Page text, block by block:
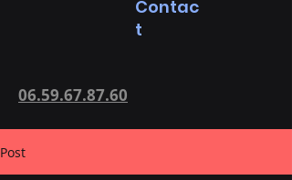
Contac
t
06.59.67.87.60
Post